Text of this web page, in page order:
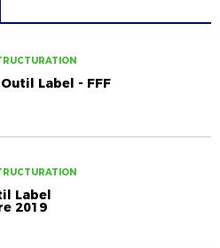
Label - FFF
Label
2019